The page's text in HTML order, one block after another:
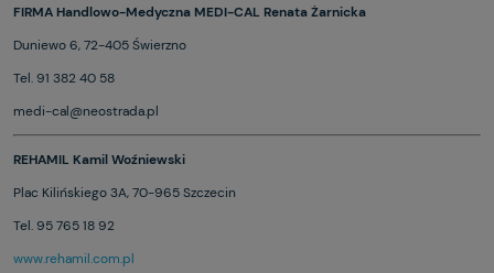
FIRMA Handlowo-Medyczna MEDI-CAL Renata Żarnicka
Duniewo 6, 72-405 Świerzno
Tel. 91 382 40 58
medi-cal@neostrada.pl
REHAMIL Kamil Woźniewski
Plac Kilińskiego 3A, 70-965 Szczecin
Tel. 95 765 18 92
www.rehamil.com.pl